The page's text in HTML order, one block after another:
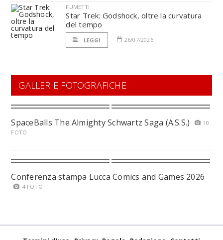
FUMETTI
Star Trek: Godshock, oltre la curvatura
del tempo
LEGGI 26/07/2026
GALLERIE FOTOGRAFICHE
SpaceBalls The Almighty Schwartz Saga (A.S.S.)
10
FOTO
Conferenza stampa Lucca Comics and Games 2026
4 FOTO